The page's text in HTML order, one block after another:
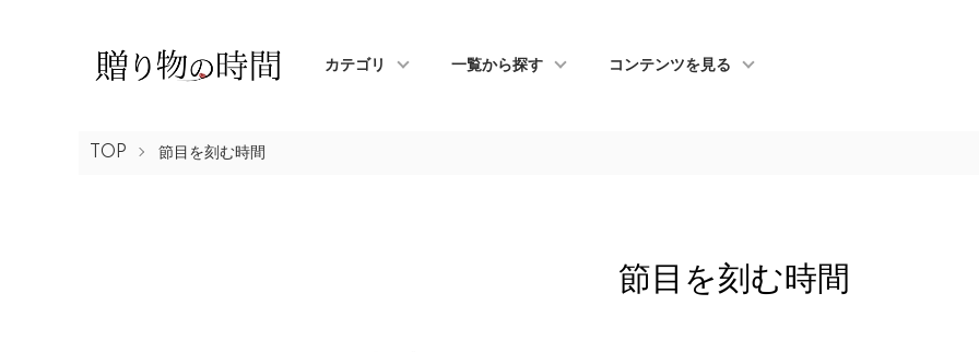
カテゴリ 一覧から探す コンテンツを見る
TOP 節目を刻む時間
節目を刻む時間